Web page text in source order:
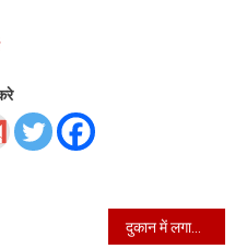
दुकान में लगाई आग